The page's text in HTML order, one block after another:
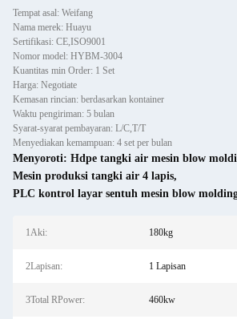
Tempat asal: Weifang
Nama merek: Huayu
Sertifikasi: CE,ISO9001
Nomor model: HYBM-3004
Kuantitas min Order: 1 Set
Harga: Negotiate
Kemasan rincian: berdasarkan kontainer
Waktu pengiriman: 5 bulan
Syarat-syarat pembayaran: L/C,T/T
Menyediakan kemampuan: 4 set per bulan
Menyoroti: Hdpe tangki air mesin blow
Mesin produksi tangki air 4 lapis,
PLC kontrol layar sentuh mesin blow
1Aki: 180kg
2Lapisan: 1 Lapisan
3Total RPower: 460kw